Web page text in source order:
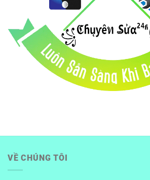
VỀ CHÚNG TÔI